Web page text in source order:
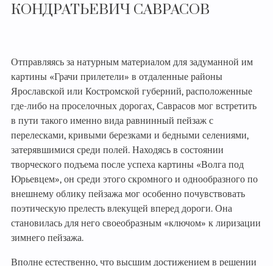
КОНДРАТЬЕВИЧ САВРАСОВ
Отправляясь за натурным материалом для задуманной им
картины «Грачи прилетели» в отдаленные районы
Ярославской или Костром­ской губерний, расположенные
где-либо на проселочных дорогах, Сав­расов мог встретить
в пути такого именно вида равнинный пейзаж с
перелесками, кривыми березками и бедными селениями,
затерявшими­ся среди полей. Находясь в состоянии
творческого подъема после ус­пеха картины «Волга под
Юрьевцем», он среди этого скромного и од­нообразного по
внешнему облику пейзажа мог особенно почувствовать
поэтическую прелесть влекущей вперед дороги. Она
становилась для него своеобразным «ключом» к лиризации
зимнего пейзажа.
Вполне естественно, что высшим достижением в решении